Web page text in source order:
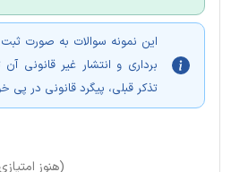
این نمونه سوالات به صورت
برداری و انتشار غیر قانونی
تذکر قبلی، پیگرد قانونی در پی
(هنوز